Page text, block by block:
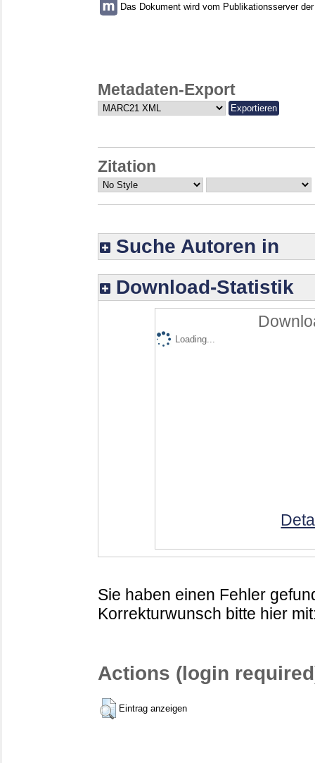
Das Dokument wird vom Publikationsserver
Metadaten-Export
Zitation
Suche Autoren in
Download-Statistik
Loading...
Sie haben einen Fehler
Korrekturwunsch bitte hier
Actions (login
Eintrag anzeigen